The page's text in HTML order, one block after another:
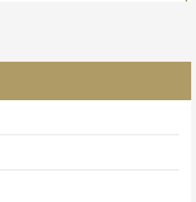
は不可能だと思った方が良い